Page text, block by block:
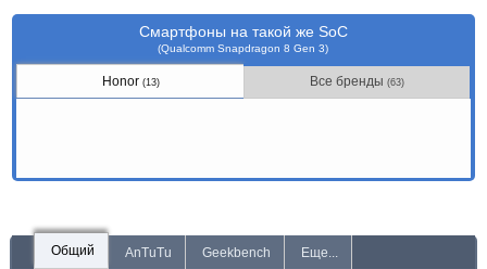
Смартфоны на такой же SoC
(Qualcomm Snapdragon 8 Gen 3)
Honor (13) Все бренды(63)
Общий AnTuTu Geekbench Еще...